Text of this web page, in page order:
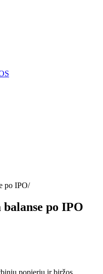
po IPO
po IPO
popierių ir biržos